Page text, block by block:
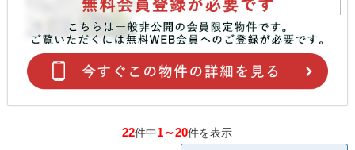
22件中1～20件を表示